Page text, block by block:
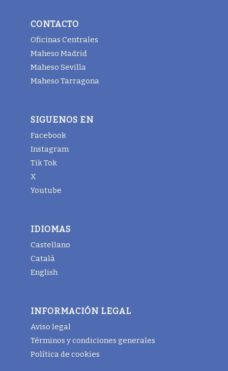
CONTACTO
Oficinas Centrales
Maheso Madrid
Maheso Sevilla
Maheso Tarragona
SIGUENOS EN
Facebook
Instagram
Tik Tok
X
Youtube
IDIOMAS
Castellano
Català
English
INFORMACIÓN LEGAL
Aviso legal
Términos y condiciones generales
Política de cookies